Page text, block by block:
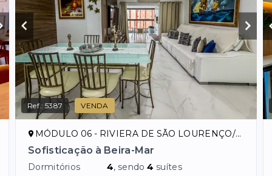
Ref.:5387 VENDA
MÓDULO 06 - RIVIERA DE SÃO LOURENÇO/SP
Sofisticação à Beira-Mar
Dormitórios 4, sendo4 suítes